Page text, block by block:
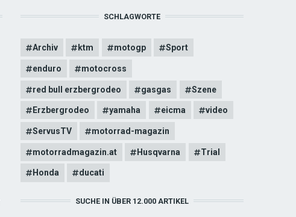
SCHLAGWORTE
Archiv ktm motogp Sport
enduro motocross
red bull erzbergrodeo gasgas Szene
Erzbergrodeo yamaha eicma video
ServusTV motorrad-magazin
motorradmagazin.at Husqvarna Trial
Honda ducati
SUCHE IN ÜBER 12.000 ARTIKEL